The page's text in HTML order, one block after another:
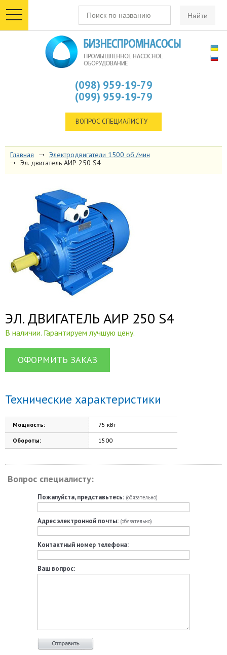
toggle
navigation
(098) 959-19-79
(099) 959-19-79
ВОПРОС СПЕЦИАЛИСТУ
Главная
Электродвигатели 1500 об./мин
Эл. двигатель АИР 250 S4
ЭЛ. ДВИГАТЕЛЬ АИР 250 S4
В наличии. Гарантируем лучшую цену.
ОФОРМИТЬ ЗАКАЗ
Технические характеристики
Мощность: 75 кВт
Обороты: 1500
Вопрос специалисту:
Пожалуйста, представьтесь: (обязательно)
Адрес электронной почты: (обязательно)
Контактный номер телефона:
Ваш вопрос: